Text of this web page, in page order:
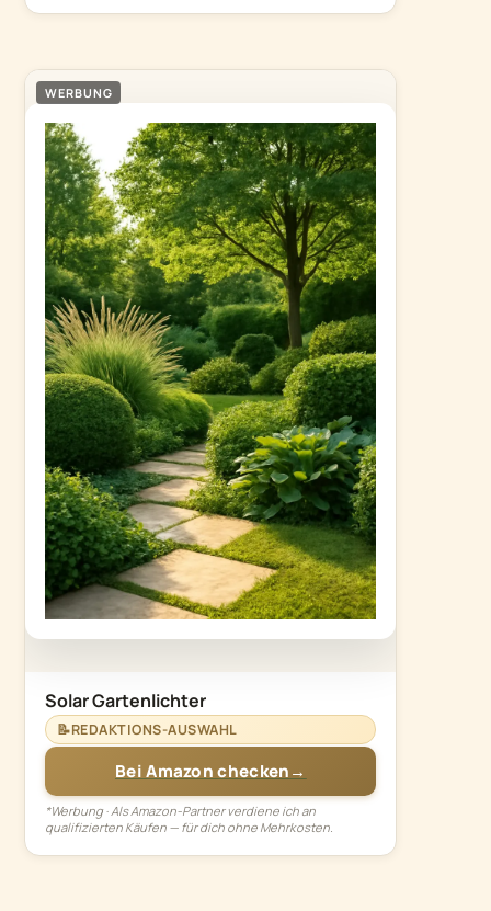
WERBUNG
Solar Gartenlichter
📝REDAKTIONS-AUSWAHL
Bei Amazon checken→
*Werbung · Als Amazon-Partner verdiene ich an
qualifizierten Käufen — für dich ohne Mehrkosten.